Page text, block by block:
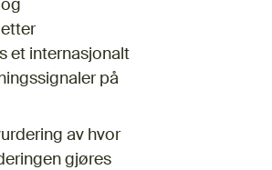
et internasjonalt
på
av hvor
gjøres